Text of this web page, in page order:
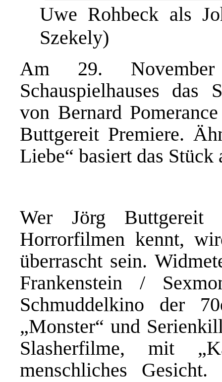
Uwe Rohbeck als
Szekely)
Am 29.
Schauspielhauses das
von Bernard
Buttgereit Premiere.
Liebe“ basiert das
Wer Jörg Buttgereit
Horrorfilmen kennt,
überrascht sein.
Frankenstein /
Schmuddelkino der
„Monster“ und
Slasherfilme, mit
menschliches